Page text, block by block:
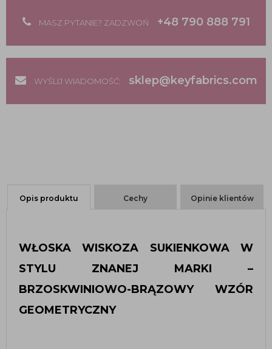
MASZ PYTANIE? ZADZWOŃ +48 790 888 791
WYŚLIJ WIADOMOŚĆ: sklep@keyfabrics.com
Opis produktu Cechy Opinie klientów
WŁOSKA WISKOZA SUKIENKOWA W
STYLU ZNANEJ MARKI –
BRZOSKWINIOWO-BRĄZOWY WZÓR
GEOMETRYCZNY